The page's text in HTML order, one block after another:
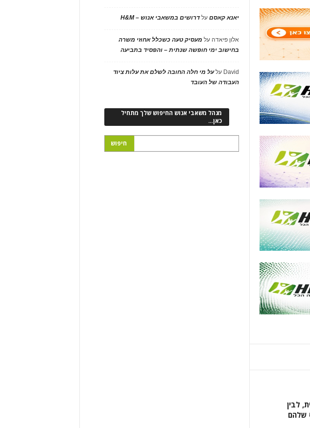
לבין
שלהם
יאנא קאסםעלדרושים במשאבי אנוש – H&M
אלון פיאדה על מעסיק טעה כשכלל אחוזי משרה
בחישוב ימי חופשה שנתית – והפסיד בתביעה
David עלעל מי חלה החובה לשלם את עלות ציוד
העבודה של העובד
מנהל משאבי אנוש החיפוש שלך מתחיל
כאן…